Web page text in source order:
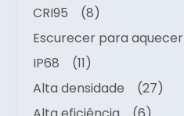
CRI95
(8)
Escurecer para aquecer
IP68
(11)
Alta densidade
(27)